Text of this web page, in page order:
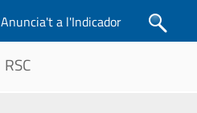
Anuncia't a l'Indicador
Cercar
RSC